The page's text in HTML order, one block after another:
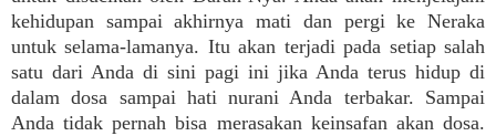
kehidupan sampai akhirnya mati dan pergi ke Neraka
untuk selama-lamanya. Itu akan terjadi pada setiap salah
satu dari Anda di sini pagi ini jika Anda terus hidup di
dalam dosa sampai hati nurani Anda terbakar. Sampai
Anda tidak pernah bisa merasakan keinsafan akan dosa.